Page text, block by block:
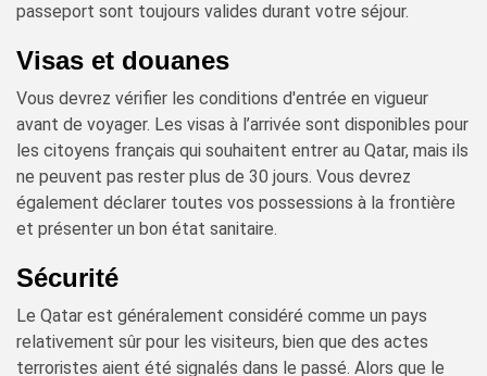
passeport sont toujours valides durant votre séjour.
Visas et douanes
Vous devrez vérifier les conditions d'entrée en vigueur
avant de voyager. Les visas à l’arrivée sont disponibles pour
les citoyens français qui souhaitent entrer au Qatar, mais ils
ne peuvent pas rester plus de 30 jours. Vous devrez
également déclarer toutes vos possessions à la frontière
et présenter un bon état sanitaire.
Sécurité
Le Qatar est généralement considéré comme un pays
relativement sûr pour les visiteurs, bien que des actes
terroristes aient été signalés dans le passé. Alors que le